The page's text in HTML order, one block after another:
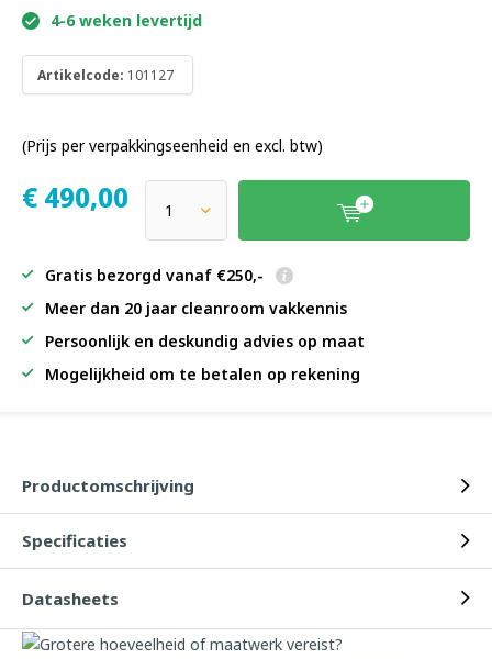
4-6 weken levertijd
Artikelcode: 101127
(Prijs per verpakkingseenheid en excl. btw)
€ 490,00
Gratis bezorgd vanaf €250,-
Meer dan 20 jaar cleanroom vakkennis
Persoonlijk en deskundig advies op maat
Mogelijkheid om te betalen op rekening
Productomschrijving
Specificaties
Datasheets